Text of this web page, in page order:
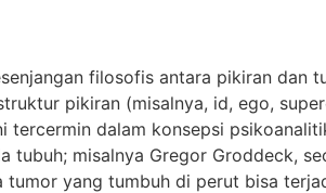
filosofis antara pikiran dan
pikiran (misalnya, id, ego,
tercermin dalam konsepsi
tubuh; misalnya Gregor Groddeck,
yang tumbuh di perut bisa